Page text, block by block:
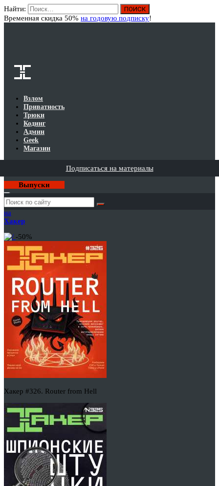
Найти:
Временная скидка 50% на годовую подписку!
Взлом
Приватность
Трюки
Кодинг
Админ
Geek
Магазин
Подписаться на материалы
Выпуски
Годовая
подписка
на
Хакер
-50%
Хакер #326. Router from Hell